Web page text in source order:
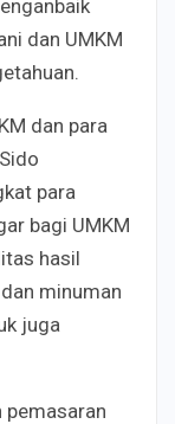
dan UMKM
dan para
para
bagi UMKM
hasil
minuman
juga